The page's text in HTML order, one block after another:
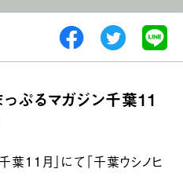
っぷるマガジン千葉11
葉11月」にて「千葉ウシノヒ